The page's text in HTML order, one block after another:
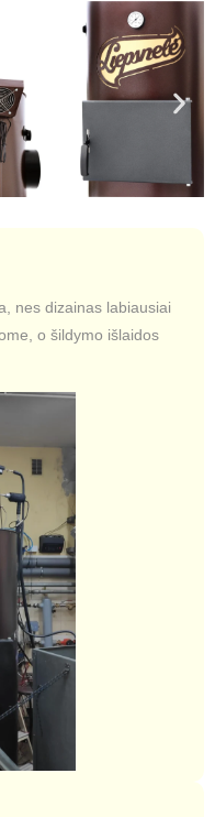
nes dizainas labiausiai
o šildymo išlaidos